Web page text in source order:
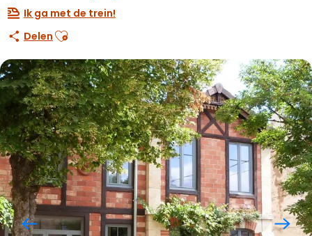
Ik ga met de trein!
Delen Ajouter aux favoris